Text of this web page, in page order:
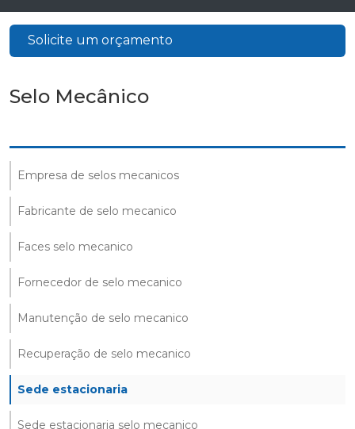
Solicite um orçamento
Selo Mecânico
Empresa de selos mecanicos
Fabricante de selo mecanico
Faces selo mecanico
Fornecedor de selo mecanico
Manutenção de selo mecanico
Recuperação de selo mecanico
Sede estacionaria
Sede estacionaria selo mecanico